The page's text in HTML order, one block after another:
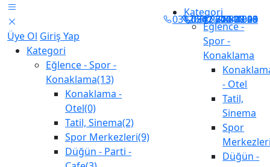
Üye Ol Giriş Yap
Kategori
Eğlence - Spor -
Konaklama(13)
Konaklama -
Otel(0)
Tatil, Sinema(2)
Spor Merkezleri(9)
Düğün - Parti -
Kategori
Eğlence -
Spor -
Konaklama
- Otel
Tatil,
Sinema
Spor
Düğün -
0312 270 98 20
0312 270 98 20
4441398
0501 603 17 03
0312 247 30 50 - 40
0542 712 28 98
0312 283 1001